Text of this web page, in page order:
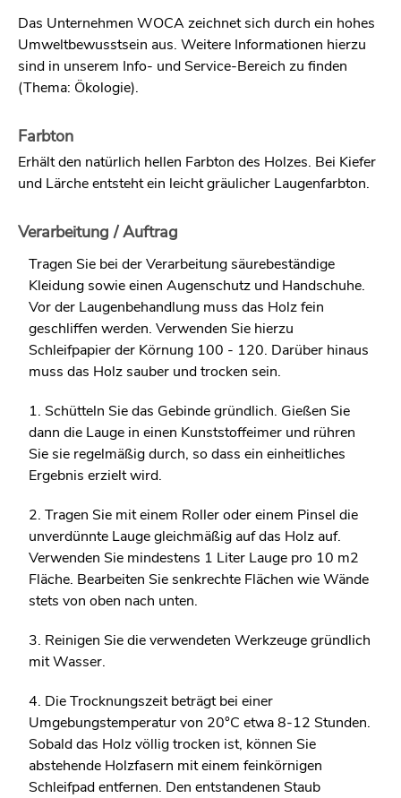
Das Unternehmen WOCA zeichnet sich durch ein hohes
Umweltbewusstsein aus. Weitere Informationen hierzu
sind in unserem Info- und Service-Bereich zu finden
(Thema: Ökologie).
Farbton
Erhält den natürlich hellen Farbton des Holzes. Bei Kiefer
und Lärche entsteht ein leicht gräulicher Laugenfarbton.
Verarbeitung / Auftrag
Tragen Sie bei der Verarbeitung säurebeständige
Kleidung sowie einen Augenschutz und Handschuhe.
Vor der Laugenbehandlung muss das Holz fein
geschliffen werden. Verwenden Sie hierzu
Schleifpapier der Körnung 100 - 120. Darüber hinaus
muss das Holz sauber und trocken sein.
1. Schütteln Sie das Gebinde gründlich. Gießen Sie
dann die Lauge in einen Kunststoffeimer und rühren
Sie sie regelmäßig durch, so dass ein einheitliches
Ergebnis erzielt wird.
2. Tragen Sie mit einem Roller oder einem Pinsel die
unverdünnte Lauge gleichmäßig auf das Holz auf.
Verwenden Sie mindestens 1 Liter Lauge pro 10 m2
Fläche. Bearbeiten Sie senkrechte Flächen wie Wände
stets von oben nach unten.
3. Reinigen Sie die verwendeten Werkzeuge gründlich
mit Wasser.
4. Die Trocknungszeit beträgt bei einer
Umgebungstemperatur von 20°C etwa 8-12 Stunden.
Sobald das Holz völlig trocken ist, können Sie
abstehende Holzfasern mit einem feinkörnigen
Schleifpad entfernen. Den entstandenen Staub